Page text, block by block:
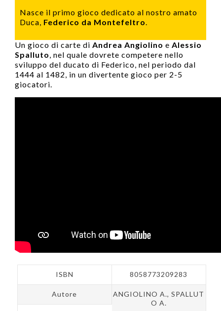
Nasce il primo gioco dedicato al nostro amato
Duca, Federico da Montefeltro.
Un gioco di carte di Andrea Angiolino e Alessio
Spalluto, nel quale dovrete competere nello
sviluppo del ducato di Federico, nel periodo dal
1444 al 1482, in un divertente gioco per 2-5
giocatori.
ISBN 8058773209283
Autore
ANGIOLINO A., SPALLUT
O A.